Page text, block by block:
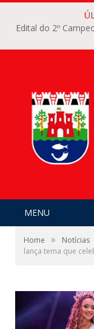
Edital do 2º
MENU
Home » Notícias
lança tema que